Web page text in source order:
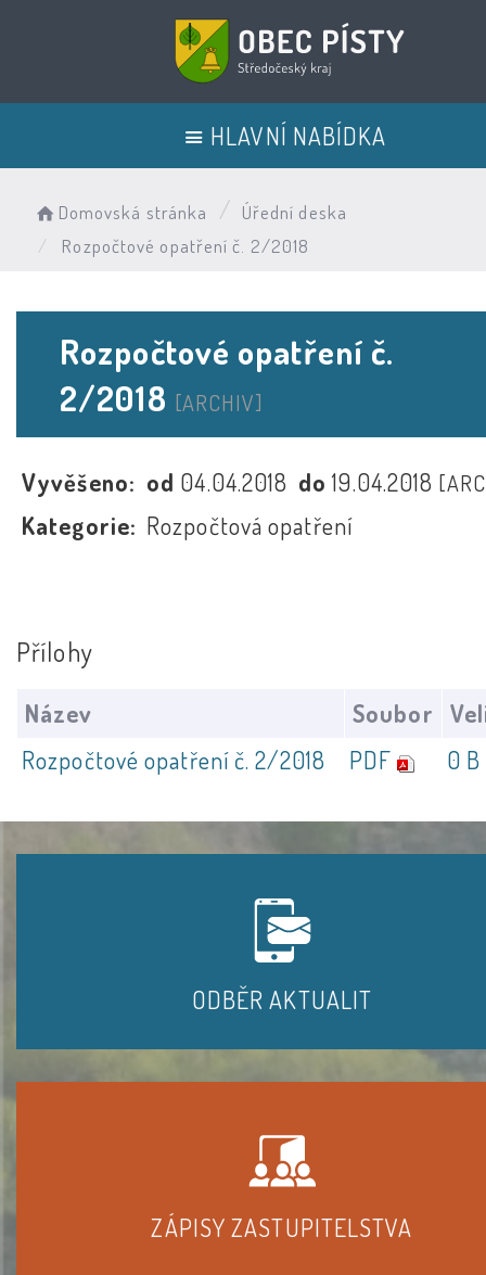
HLAVNÍ NABÍDKA
Domovská stránka
Úřední deska
Rozpočtové opatření č. 2/2018
Rozpočtové opatření č.
2/2018 [ARCHIV]
Vyvěšeno: od 04.04.2018 do19.04.2018
Kategorie: Rozpočtová opatření
Přílohy
Název Soubor
Rozpočtové opatření č. 2/2018
PDF 0 B
ODBĚR AKTUALIT
ZÁPISY ZASTUPITELSTVA